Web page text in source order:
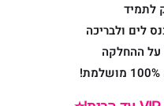
לתמיד
לים ולבריכה
על ההחלקה